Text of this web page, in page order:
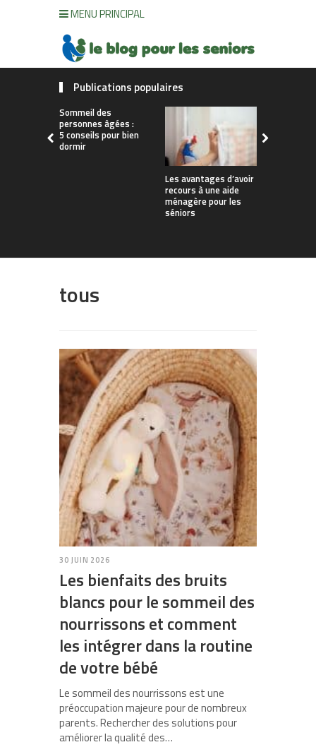
MENU PRINCIPAL
Publications populaires
Sommeil des
personnes âgées :
5 conseils pour bien
dormir
Les avantages d’avoir
recours à une aide
ménagère pour les
séniors
tous
30 JUIN 2026
Les bienfaits des bruits
blancs pour le sommeil des
nourrissons et comment
les intégrer dans la routine
de votre bébé
Le sommeil des nourrissons est une
préoccupation majeure pour de nombreux
parents. Rechercher des solutions pour
améliorer la qualité des…